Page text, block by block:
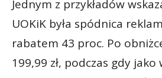
Jednym z przykładów
UOKiK była spódnica
rabatem 43 proc. Po
199,99 zł, podczas gdy jako